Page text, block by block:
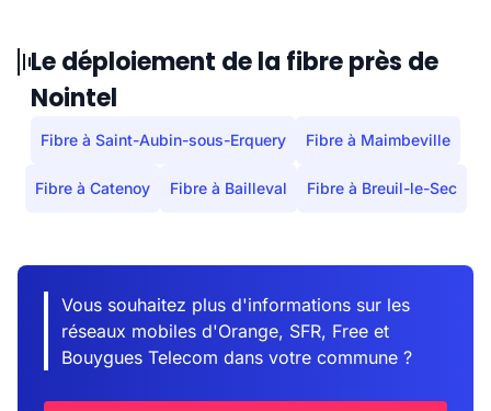
Le déploiement de la fibre près de
Nointel
Fibre à Saint-Aubin-sous-Erquery Fibre à Maimbeville
Fibre à Catenoy Fibre à Bailleval Fibre à Breuil-le-Sec
Vous souhaitez plus d'informations sur les
réseaux mobiles d'Orange, SFR, Free et
Bouygues Telecom dans votre commune ?